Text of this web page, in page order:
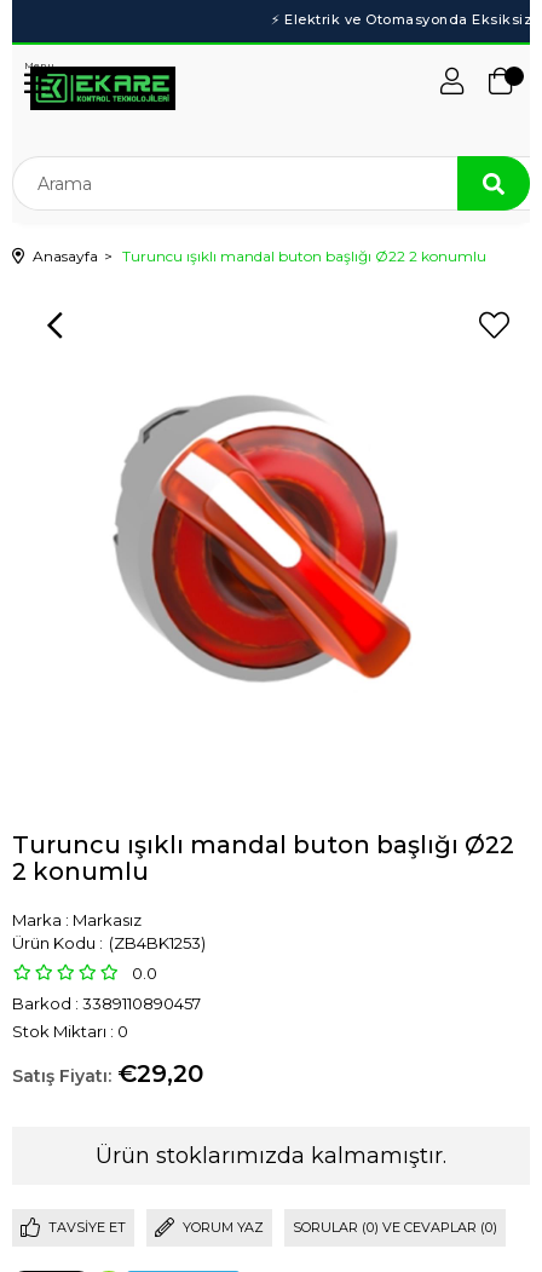
Menu
Anasayfa Turuncu ışıklı mandal buton başlığı Ø22 2 konumlu
Turuncu ışıklı mandal buton başlığı Ø22
2 konumlu
Marka : Markasız
(ZB4BK1253)
0.0
Barkod : 3389110890457
Stok Miktarı : 0
€29,20
Ürün stoklarımızda kalmamıştır.
TAVSIYE ET YORUM YAZ SORULAR (0) VE CEVAPLAR (0)